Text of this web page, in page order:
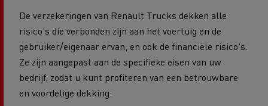
De verzekeringen van Renault Trucks dekken alle
risico's die verbonden zijn aan het voertuig en de
gebruiker/eigenaar ervan, en ook de financiële risico's.
Ze zijn aangepast aan de specifieke eisen van uw
bedrijf, zodat u kunt profiteren van een betrouwbare
en voordelige dekking: